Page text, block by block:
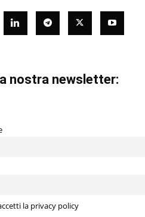
nostra newsletter:
la privacy policy